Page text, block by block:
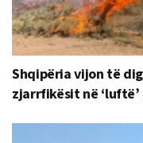
Shqipëria vijon të
zjarrfikësit në